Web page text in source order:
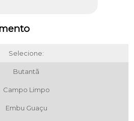
Selecione:
Butantã
Campo Limpo
Embu Guaçu